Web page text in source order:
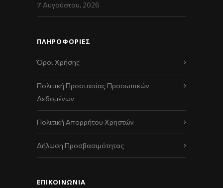
7 Αυγούστου, 2026
ΠΛΗΡΟΦΟΡΙΕΣ
Όροι Χρήσης
Πολιτική Προστασίας Προσωπικών
Δεδομένων
Πολιτική Απορρήτου Χρηστών
Δήλωση Προσβασιμότητας
ΕΠΙΚΟΙΝΩΝΊΑ